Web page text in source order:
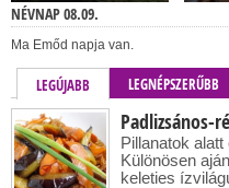
NÉVNAP 08.09.
Ma Emőd napja van.
LEGÚJABB LEGNÉPSZERŰBB
Padlizsános-
Pillanatok
Különösen
keleties